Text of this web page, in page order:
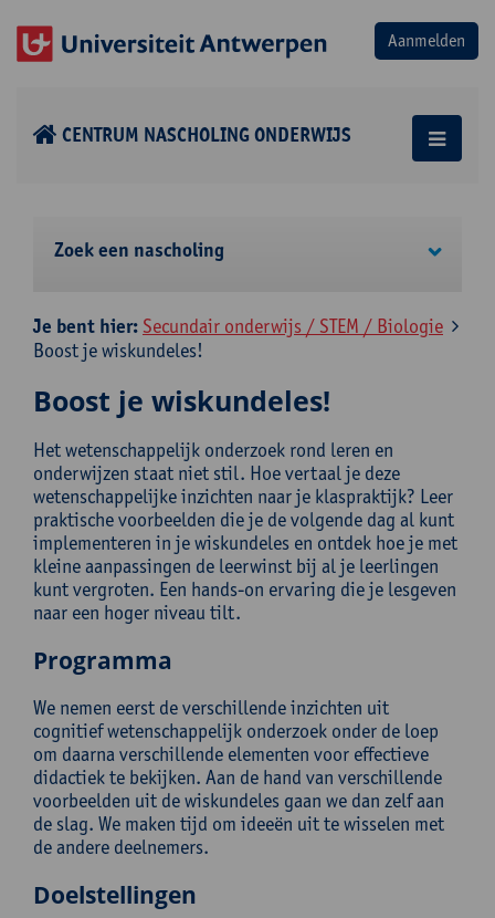
CENTRUM NASCHOLING ONDERWIJS
Zoek een nascholing
Je bent hier: Secundair onderwijs / STEM / Biologie
Boost je wiskundeles!
Boost je wiskundeles!
Het wetenschappelijk onderzoek rond leren en
onderwijzen staat niet stil. Hoe vertaal je deze
wetenschappelijke inzichten naar je klaspraktijk? Leer
praktische voorbeelden die je de volgende dag al kunt
implementeren in je wiskundeles en ontdek hoe je met
kleine aanpassingen de leerwinst bij al je leerlingen
kunt vergroten. Een hands-on ervaring die je lesgeven
naar een hoger niveau tilt.
Programma
We nemen eerst de verschillende inzichten uit
cognitief wetenschappelijk onderzoek onder de loep
om daarna verschillende elementen voor effectieve
didactiek te bekijken. Aan de hand van verschillende
voorbeelden uit de wiskundeles gaan we dan zelf aan
de slag. We maken tijd om ideeën uit te wisselen met
de andere deelnemers.
Doelstellingen